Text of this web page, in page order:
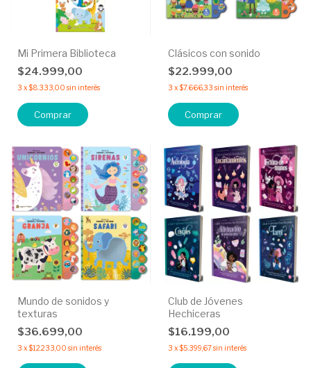
Mi Primera Biblioteca
$24.999,00
3 x$8.333,00 sin interés
Comprar
Clásicos con sonido
$22.999,00
3 x$7.666,33 sin interés
Comprar
Mundo de sonidos y
texturas
$36.699,00
3 x$12.233,00 sin interés
Club de Jóvenes
Hechiceras
$16.199,00
3 x$5.399,67sin interés